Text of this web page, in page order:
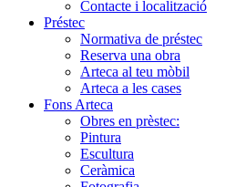
Contacte i localització
Préstec
Normativa de préstec
Reserva una obra
Arteca al teu mòbil
Arteca a les cases
Fons Arteca
Obres en prèstec:
Pintura
Escultura
Ceràmica